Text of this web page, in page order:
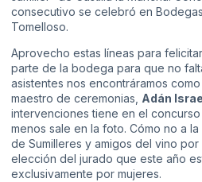
consecutivo se celebró en
Tomelloso.
Aprovecho estas líneas para
parte de la bodega para que no
asistentes nos encontráramos
maestro de ceremonias, Adán Israel
intervenciones tiene en el
menos sale en la foto. Cómo no a
de Sumilleres y amigos del vino
elección del jurado que este año
exclusivamente por mujeres.